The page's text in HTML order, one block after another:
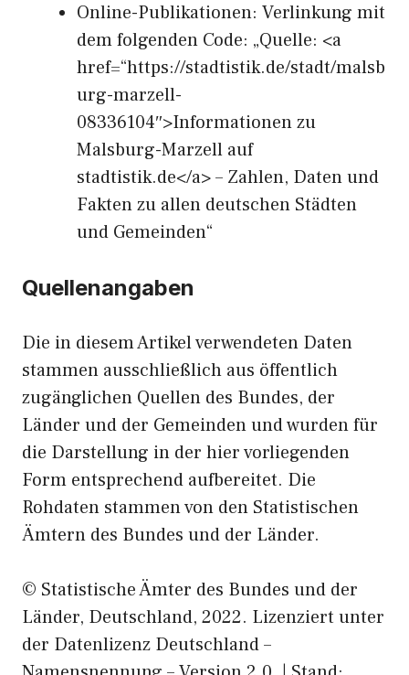
Online-Publikationen: Verlinkung mit
dem folgenden Code: „Quelle: <a
href=“https://stadtistik.de/stadt/malsb
urg-marzell-
08336104″>Informationen zu
Malsburg-Marzell auf
stadtistik.de</a> – Zahlen, Daten und
Fakten zu allen deutschen Städten
und Gemeinden“
Quellenangaben
Die in diesem Artikel verwendeten Daten
stammen ausschließlich aus öffentlich
zugänglichen Quellen des Bundes, der
Länder und der Gemeinden und wurden für
die Darstellung in der hier vorliegenden
Form entsprechend aufbereitet. Die
Rohdaten stammen von den Statistischen
Ämtern des Bundes und der Länder.
© Statistische Ämter des Bundes und der
Länder, Deutschland, 2022. Lizenziert unter
der Datenlizenz Deutschland –